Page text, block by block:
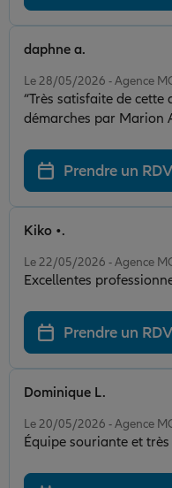
Le 28/05/2026 - Agence
“Très satisfaite de cette
démarches par Marion
daphne a.
Prendre un RDV
Le 22/05/2026 - Agence
Excellentes
Kiko •.
Prendre un RDV
Le 20/05/2026 - Agence
Équipe souriante et
Dominique L.